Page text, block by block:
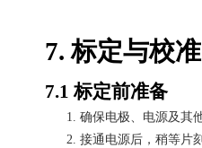
7.标定与校准
7.1标定前准备
1. 确保电极、电源及其
2. 接通电源后，稍等片